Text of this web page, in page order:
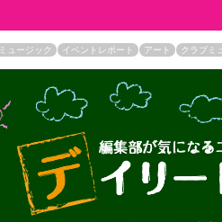
ミュージック イベントレポート アート クラブミ